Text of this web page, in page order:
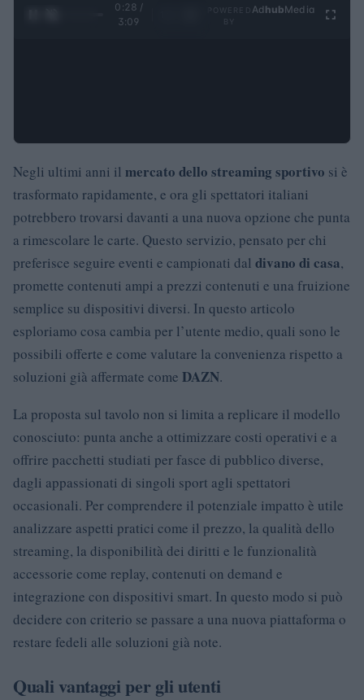
0:29 /
3:09
Ad hubMedia
Negli ultimi anni il mercato dello streaming sportivo si è
trasformato rapidamente, e ora gli spettatori italiani
potrebbero trovarsi davanti a una nuova opzione che punta
a rimescolare le carte. Questo servizio, pensato per chi
preferisce seguire eventi e campionati dal divano di casa,
promette contenuti ampi a prezzi contenuti e una fruizione
semplice su dispositivi diversi. In questo articolo
esploriamo cosa cambia per l’utente medio, quali sono le
possibili offerte e come valutare la convenienza rispetto a
soluzioni già affermate come DAZN.
La proposta sul tavolo non si limita a replicare il modello
conosciuto: punta anche a ottimizzare costi operativi e a
offrire pacchetti studiati per fasce di pubblico diverse,
dagli appassionati di singoli sport agli spettatori
occasionali. Per comprendere il potenziale impatto è utile
analizzare aspetti pratici come il prezzo, la qualità dello
streaming, la disponibilità dei diritti e le funzionalità
accessorie come replay, contenuti on demand e
integrazione con dispositivi smart. In questo modo si può
decidere con criterio se passare a una nuova piattaforma o
restare fedeli alle soluzioni già note.
Quali vantaggi per gli utenti